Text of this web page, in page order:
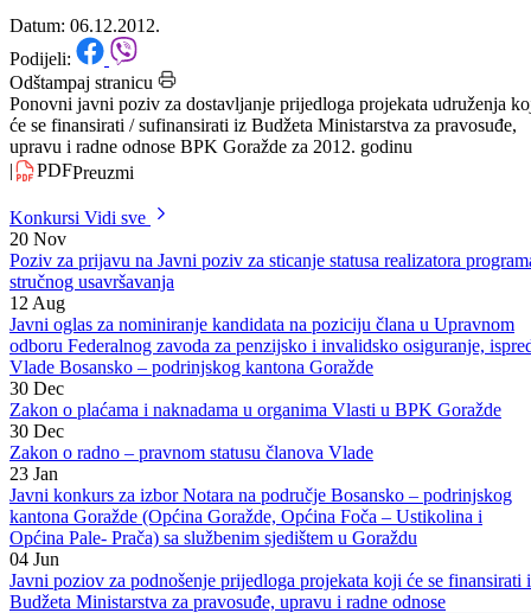
2012.godinu
Datum: 06.12.2012.
Podijeli:
Odštampaj stranicu
Ponovni javni poziv za dostavljanje prijedloga projekata udruženja
upravu i radne odnose BPK Goražde za 2012. godinu
|
PDF
KonkursiVidi sve
20 Nov
Poziv za prijavu na Javni poziv za sticanje statusa realizatora
stručnog usavršavanja
12 Aug
Javni oglas za nominiranje kandidata na poziciju člana u Upravnom
odboru Federalnog zavoda za penzijsko i invalidsko osiguranje,
Vlade Bosansko – podrinjskog kantona Goražde
30 Dec
Zakon o plaćama i naknadama u organima Vlasti u BPK Goražde
30 Dec
Zakon o radno – pravnom statusu članova Vlade
23 Jan
Javni konkurs za izbor Notara na područje Bosansko – podrinjskog
kantona Goražde (Općina Goražde, Općina Foča – Ustikolina i
Općina Pale- Prača) sa službenim sjedištem u Goraždu